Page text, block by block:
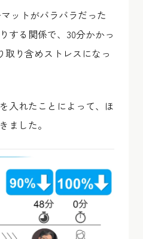
ットがバラバラだった
する関係で、30分かかっ
取り含めストレスになっ
入れたことによって、ほ
ました。